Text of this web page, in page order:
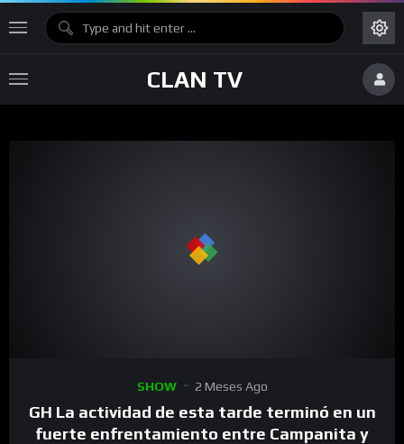
CLAN TV
video
SHOW 2 Meses Ago
GH La actividad de esta tarde terminó en un
fuerte enfrentamiento entre Campanita y